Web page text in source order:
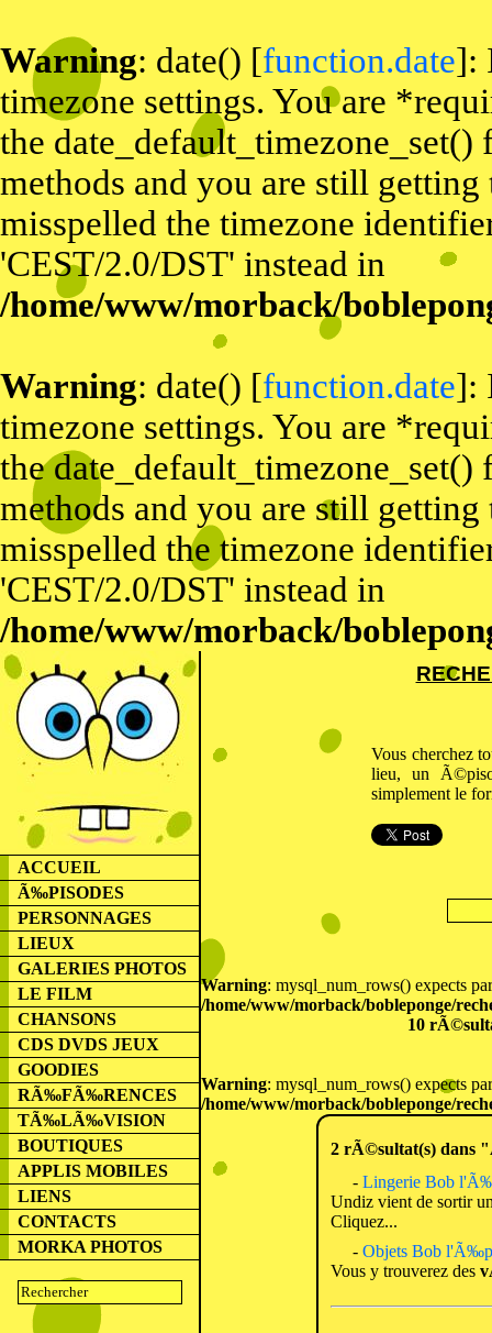
Warning: date() [function.date]:
timezone settings. You are
the
methods and you are still
misspelled the timezone
'CEST/2.0/DST' instead in
/home/www/morback/
Warning: date() [function.date]:
timezone settings. You are
the
methods and you are still
misspelled the timezone
'CEST/2.0/DST' instead in
/home/www/morback/
ACCUEIL
Ã‰PISODES
PERSONNAGES
LIEUX
GALERIES PHOTOS
LE FILM
CHANSONS
CDS DVDS JEUX
GOODIES
RÃ‰FÃ‰RENCES
TÃ‰LÃ‰VISION
BOUTIQUES
APPLIS MOBILES
LIENS
CONTACTS
MORKA PHOTOS
Vous cherchez
lieu, un
simplement le
Warning: mysql_num_rows() expects
/home/www/morback/bobleponge/
10
Warning: mysql_num_rows() expects
/home/www/morback/bobleponge/
2 rÃ©sultat(s) dans
- Lingerie Bob
Undiz vient de sortir
Cliquez...
- Objets Bob
Vous y trouverez des